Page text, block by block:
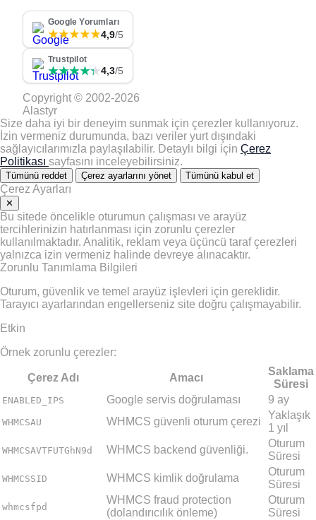
Google Yorumları
★★★★★4,9/5
Trustpilot
★★★★★
★★★★★4,3/5
Copyright © 2002-2026
Alastyr
Size daha iyi bir deneyim sunmak için çerezler kullanıyoruz.
İzin vermeniz durumunda, bazı veriler yurt dışındaki
sağlayıcılarımızla paylaşılabilir. Detaylı bilgi için Çerez
Politikası sayfasını inceleyebilirsiniz.
Tümünü reddet Çerez ayarlarını yönet Tümünü kabul et
Çerez Ayarları
✕
Bu sitede öncelikle oturumun çalışması ve arayüz
tercihlerinizin hatırlanması için zorunlu çerezler
kullanılmaktadır. Analitik, reklam veya üçüncü taraf çerezleri
yalnızca izin vermeniz halinde devreye alınacaktır.
Zorunlu Tanımlama Bilgileri
Oturum, güvenlik ve temel arayüz işlevleri için gereklidir.
Tarayıcı ayarlarından engellerseniz site doğru çalışmayabilir.
Etkin
Örnek zorunlu çerezler:
Çerez Adı Amacı
Saklama
Süresi
ENABLED_IPS Google servis doğrulaması 9 ay
WHMCSAU WHMCS güvenli oturum çerezi
Yaklaşık
1 yıl
WHMCSAVTFUTGhN9d WHMCS backend güvenliği.
Oturum
Süresi
WHMCSSID WHMCS kimlik doğrulama
Oturum
Süresi
whmcsfpd
WHMCS fraud protection
(dolandırıcılık önleme)
Oturum
Süresi